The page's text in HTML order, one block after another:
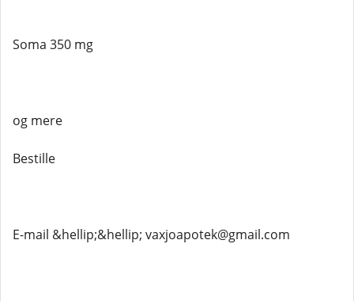
Soma 350 mg
og mere
Bestille
E-mail &hellip;&hellip; vaxjoapotek@gmail.com